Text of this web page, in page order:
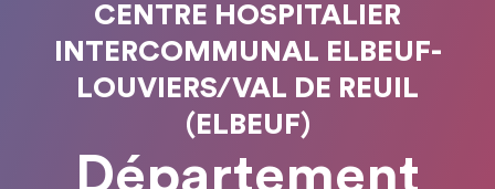
CENTRE HOSPITALIER
INTERCOMMUNAL ELBEUF-
LOUVIERS/VAL DE REUIL
(ELBEUF)
Département